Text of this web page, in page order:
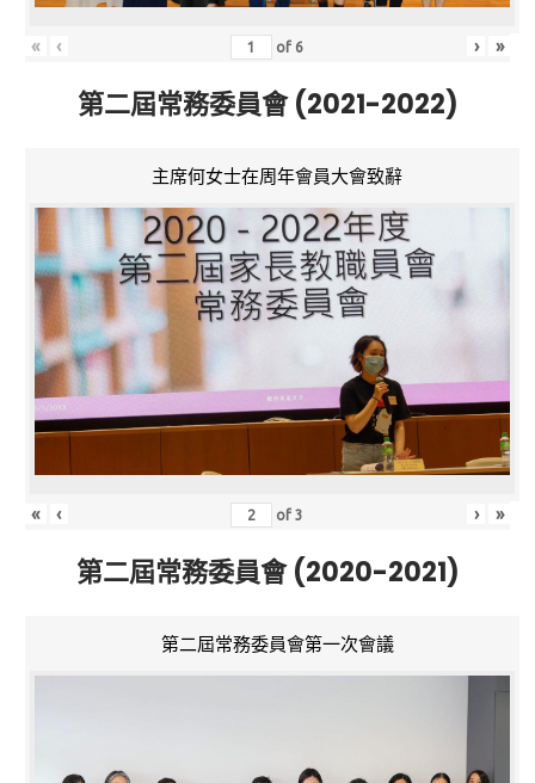
« ‹ of 6 › »
第二屆常務委員會 (2021-2022)
主席何女士在周年會員大會致辭
« ‹ of3 › »
第二屆常務委員會 (2020-2021)
第二屆常務委員會第一次會議